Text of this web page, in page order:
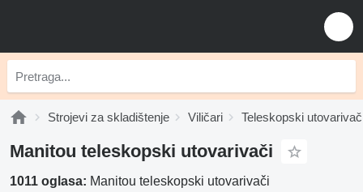
Strojevi za skladištenje Viličari Teleskopski
Manitou teleskopski utovarivači
1011 oglasa: Manitou teleskopski utovarivači